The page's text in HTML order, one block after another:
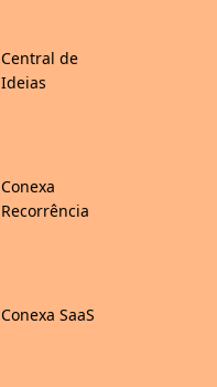
Central de
Ideias
Conexa
Recorrência
Conexa SaaS